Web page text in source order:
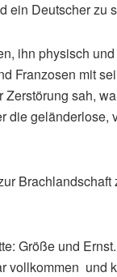
ein Deutscher zu
ihn physisch
Franzosen mit
sah,
die geländerlose,
Brachlandschaft
Größe und
vollkommen und